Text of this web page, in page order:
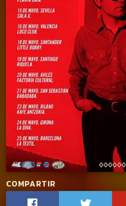
COMPARTIR